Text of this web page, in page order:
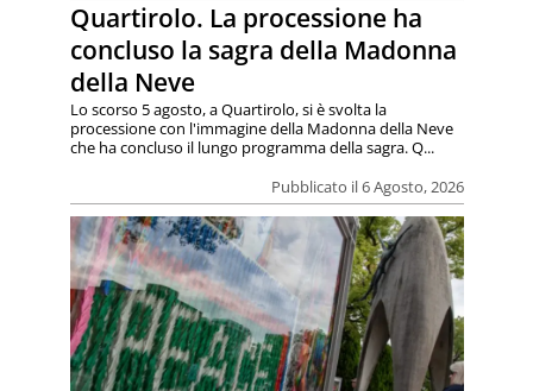
Quartirolo. La processione ha
concluso la sagra della Madonna
della Neve
Pubblicato il 6 Agosto, 2026
Lo scorso 5 agosto, a Quartirolo, si è svolta la
processione con l'immagine della Madonna della Neve
che ha concluso il lungo programma della sagra. Q...